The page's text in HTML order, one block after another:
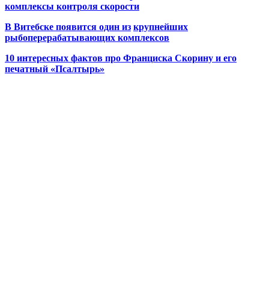
комплексы контроля скорости
В Витебске появится один из крупнейших
рыбоперерабатывающих комплексов
10 интересных фактов про Франциска Скорину и его
печатный «Псалтырь»